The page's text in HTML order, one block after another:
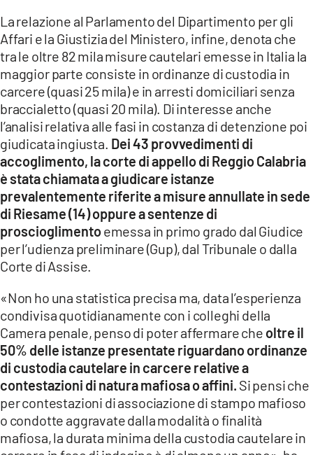
La relazione al Parlamento del Dipartimento per gli
Affari e la Giustizia del Ministero, infine, denota che
tra le oltre 82 mila misure cautelari emesse in Italia la
maggior parte consiste in ordinanze di custodia in
carcere (quasi 25 mila) e in arresti domiciliari senza
braccialetto (quasi 20 mila). Di interesse anche
l’analisi relativa alle fasi in costanza di detenzione poi
giudicata ingiusta. Dei 43 provvedimenti di
accoglimento, la corte di appello di Reggio Calabria
è stata chiamata a giudicare istanze
prevalentemente riferite a misure annullate in sede
di Riesame (14) oppure a sentenze di
proscioglimentoemessa in primo grado dal Giudice
per l’udienza preliminare (Gup), dal Tribunale o dalla
Corte di Assise.
«Non ho una statistica precisa ma, data l’esperienza
condivisa quotidianamente con i colleghi della
Camera penale, penso di poter affermare che oltre il
50% delle istanze presentate riguardano ordinanze
di custodia cautelare in carcere relative a
contestazioni di natura mafiosa o affini. Si pensi che
per contestazioni di associazione di stampo mafioso
o condotte aggravate dalla modalità o finalità
mafiosa, la durata minima della custodia cautelare in